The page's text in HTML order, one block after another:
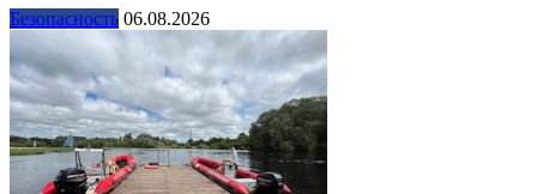
Безопасность 06.08.2026